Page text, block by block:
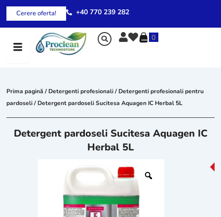
Skip
content
Cerere oferta! +40 770 239 282
0
Prima pagină / Detergenti profesionali/ Detergenti profesionali pentru
pardoseli/ Detergent pardoseli Sucitesa Aquagen IC Herbal 5L
Detergent pardoseli Sucitesa Aquagen IC
Herbal 5L